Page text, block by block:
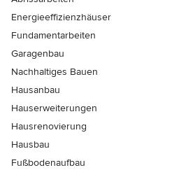
Energieeffizienzhäuser
Fundamentarbeiten
Garagenbau
Nachhaltiges Bauen
Hausanbau
Hauserweiterungen
Hausrenovierung
Hausbau
Fußbodenaufbau